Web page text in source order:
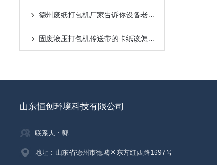
德州废纸打包机厂家告诉你设备老化有哪两种的补偿方法
固废液压打包机传送带的卡纸该怎么处理
山东恒创环境科技有限公司
联系人：郭
地址：山东省德州市德城区东方红西路1697号